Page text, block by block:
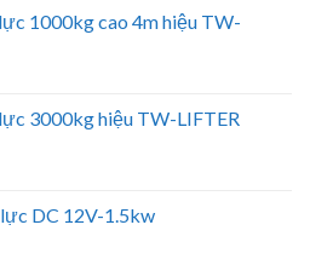
1000kg cao 4m hiệu TW-
3000kg hiệu TW-LIFTER
DC 12V-1.5kw